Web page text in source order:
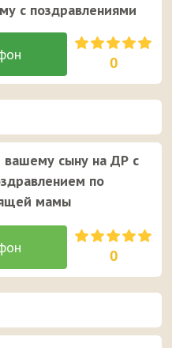
с поздравлениями
0
вашему сыну на ДР с
по
мамы
0